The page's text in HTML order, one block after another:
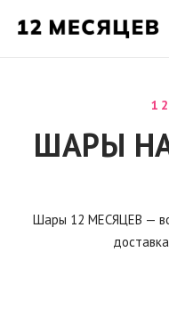
ШАРЫ
Шары 12 МЕСЯЦЕВ —